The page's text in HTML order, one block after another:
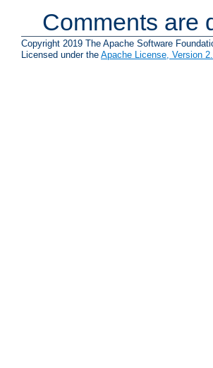
Comments are
Copyright 2019 The Apache Software
Licensed under the Apache License, Version